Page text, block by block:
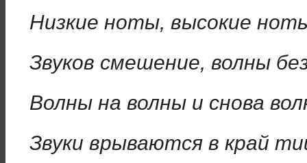
Низкие ноты, высокие
Звуков смешение, волны
Волны на волны и снова
Звуки врываются в край